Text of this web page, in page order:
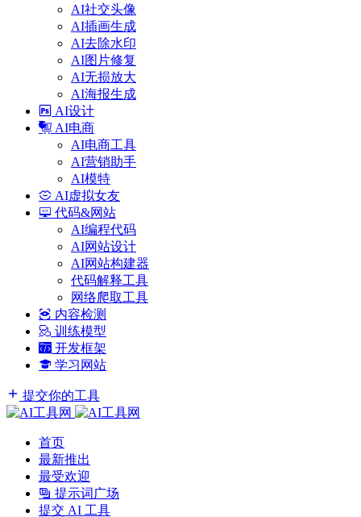
AI社交头像
AI插画生成
AI去除水印
AI图片修复
AI无损放大
AI海报生成
AI设计
AI电商
AI电商工具
AI营销助手
AI模特
AI虚拟女友
代码&网站
AI编程代码
AI网站设计
AI网站构建器
代码解释工具
网络爬取工具
内容检测
训练模型
开发框架
学习网站
提交你的工具
首页
最新推出
最受欢迎
提示词广场
提交 AI 工具